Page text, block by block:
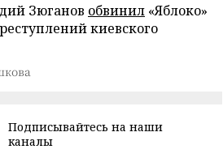
Зюганов обвинил «Яблоко»
киевского
Подписывайтесь на наши
каналы